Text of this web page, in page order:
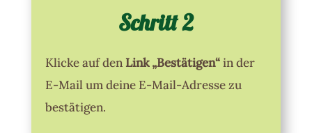
Schritt 2
Klicke auf den Link „Bestätigen“in der
E-Mail um deine E-Mail-Adresse zu
bestätigen.